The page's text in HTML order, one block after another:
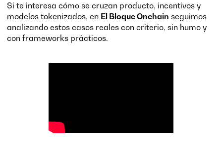
Si te interesa cómo se cruzan producto, incentivos y
modelos tokenizados, en El Bloque Onchain seguimos
analizando estos casos reales con criterio, sin humo y
con frameworks prácticos.